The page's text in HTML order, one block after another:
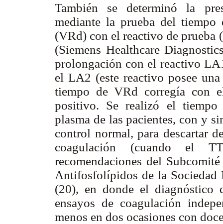
También se determinó la
mediante la prueba del
(VRd) con el reactivo de
(Siemens Healthcare
prolongación con el reactivo
el LA2 (este reactivo posee
tiempo de VRd corregía con
positivo. Se realizó el tiempo
plasma de las pacientes, con y
control normal, para descartar
coagulación (cuando el
recomendaciones del
Antifosfolípidos de la Sociedad
(20), en donde el diagnóstico
ensayos de coagulación
menos en dos ocasiones con